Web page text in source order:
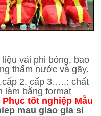
vải phi bóng, bao
thấm nước và gãy.
2, cấp 3…..: chất
làm bằng format
Phục tốt nghiệp Mẫu
mau giao gia si